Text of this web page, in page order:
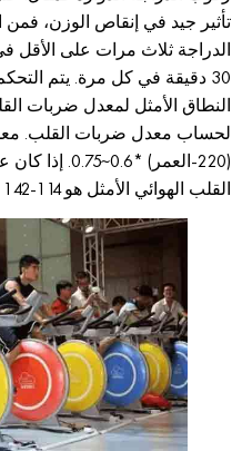
تأثير جيد في إنقاص الوزن،
الدراجة ثلاث مرات على الأقل
30 دقيقة في كل مرة. يتم
النطاق الأمثل لمعدل ضربات
لحساب معدل ضربات القلب.
القلب الهوائي الأمثل هو 114-142 بينهما.